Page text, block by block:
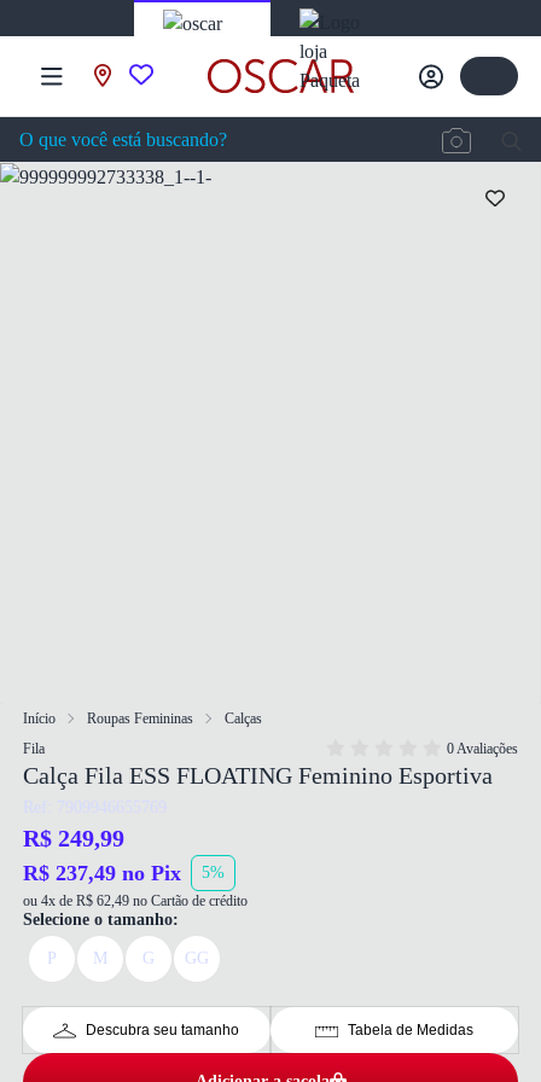
Início Roupas Femininas
Calças
Fila
0 Avaliações
Calça Fila ESS FLOATING Feminino Esportiva
Ref: 7909946655769
R$ 249,99
R$ 237,49 no Pix 5%
ou 4x de R$ 62,49 no Cartão de crédito
Selecione o tamanho:
P M G GG
Descubra seu tamanho Tabela de Medidas